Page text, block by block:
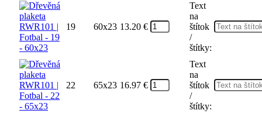
19 60x23 13.20 €
Text
na
štítok
/
štítky:
22 65x23 16.97 €
Text
na
štítok
/
štítky: